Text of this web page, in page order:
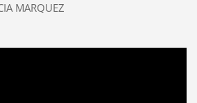
MARQUEZ